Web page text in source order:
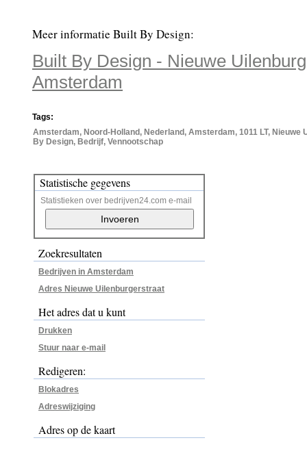
Meer informatie Built By Design:
Built By Design - Nieuwe
Amsterdam
Tags:
Amsterdam, Noord-Holland, Nederland, Amsterdam, 1011 LT, Nieuwe
By Design, Bedrijf, Vennootschap
Statistische gegevens
Statistieken over bedrijven24.com e-mail
Zoekresultaten
Bedrijven in Amsterdam
Adres Nieuwe Uilenburgerstraat
Het adres dat u kunt
Drukken
Stuur naar e-mail
Redigeren:
Blokadres
Adreswijziging
Adres op de kaart